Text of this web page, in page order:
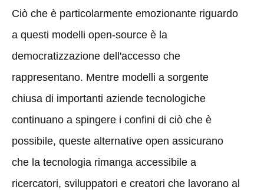
Ciò che è particolarmente emozionante riguardo
a questi modelli open-source è la
democratizzazione dell'accesso che
rappresentano. Mentre modelli a sorgente
chiusa di importanti aziende tecnologiche
continuano a spingere i confini di ciò che è
possibile, queste alternative open assicurano
che la tecnologia rimanga accessibile a
ricercatori, sviluppatori e creatori che lavorano al